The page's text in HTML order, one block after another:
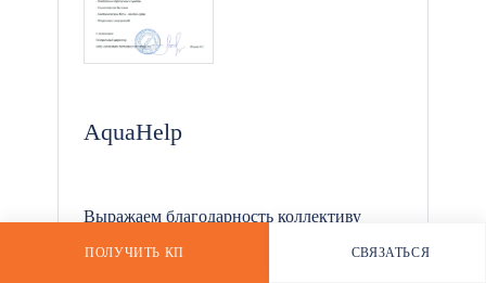
AquaHelp
Выражаем благодарность коллективу
ПОЛУЧИТЬ КП СВЯЗАТЬСЯ